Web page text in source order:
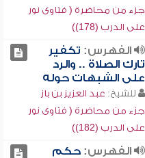
جزء من محاضرة ( فتاوى نور
على الدرب (178))
الفهرس: تكفير
تارك الصلاة .. والرد
على الشبهات حوله
للشيخ: عبد العزيز بن باز
جزء من محاضرة ( فتاوى نور
على الدرب (182))
الفهرس:حكم